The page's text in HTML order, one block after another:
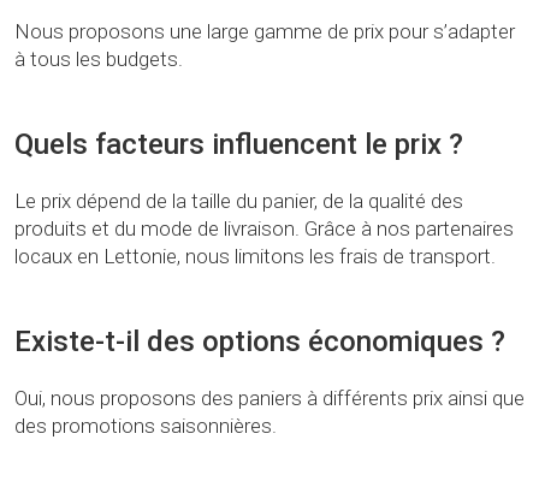
Nous proposons une large gamme de prix pour s’adapter
à tous les budgets.
Quels facteurs influencent le prix ?
Le prix dépend de la taille du panier, de la qualité des
produits et du mode de livraison. Grâce à nos partenaires
locaux en Lettonie, nous limitons les frais de transport.
Existe-t-il des options économiques ?
Oui, nous proposons des paniers à différents prix ainsi que
des promotions saisonnières.